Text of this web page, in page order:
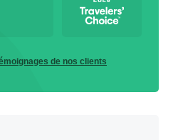
de nos clients